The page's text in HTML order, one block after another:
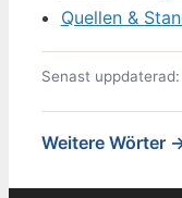
Quellen &
Senast
Weitere Wörter